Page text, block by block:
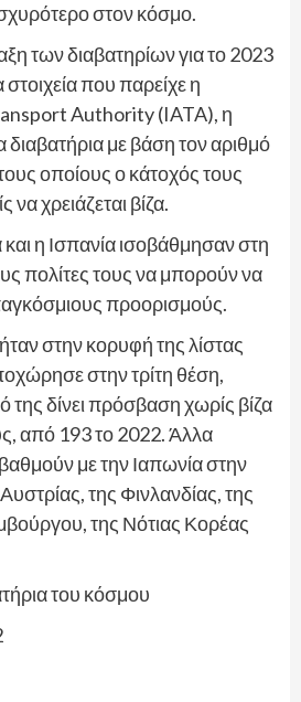
στον κόσμο.
των διαβατηρίων για το 2023
που παρείχε η
Authority (IATA), η
διαβατήρια με βάση τον αριθμό
οποίους ο κάτοχός τους
να χρειάζεται βίζα.
και η Ισπανία ισοβάθμησαν στη
πολίτες τους να μπορούν να
προορισμούς.
στην κορυφή της λίστας
στην τρίτη θέση,
της δίνει πρόσβαση χωρίς βίζα
από 193 το 2022. Άλλα
με την Ιαπωνία στην
Αυστρίας, της Φινλανδίας, της
της Νότιας Κορέας
του κόσμου